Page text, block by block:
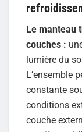
Le manteau
couches :
lumière du
L’ensemble
constante
conditions
couche